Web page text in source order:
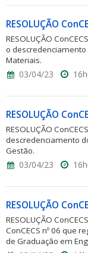
RESOLUÇÃO
RESOLUÇÃO
o
Materiais.
03/04/23
RESOLUÇÃO
RESOLUÇÃO
descredenciamento
Gestão.
03/04/23
RESOLUÇÃO
RESOLUÇÃO
ConCECS nº 06 que
de Graduação em